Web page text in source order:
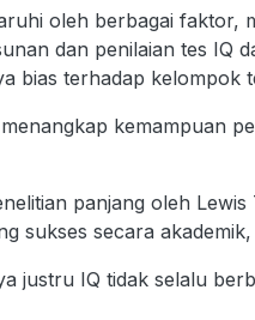
oleh berbagai faktor,
dan penilaian tes IQ
bias terhadap kelompok
kemampuan
panjang oleh
sukses secara
justru IQ tidak selalu